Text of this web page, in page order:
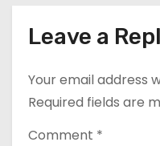
Leave a
Your email address
Required fields are
Comment *